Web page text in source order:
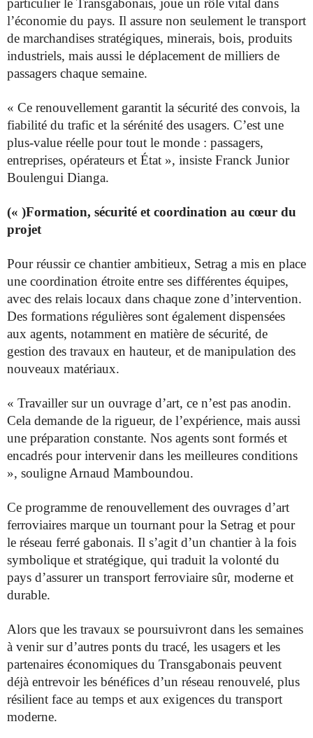
l’économie du pays. Il assure non seulement le transport
de marchandises stratégiques, minerais, bois, produits
industriels, mais aussi le déplacement de milliers de
passagers chaque semaine.
« Ce renouvellement garantit la sécurité des convois, la
fiabilité du trafic et la sérénité des usagers. C’est une
plus-value réelle pour tout le monde : passagers,
entreprises, opérateurs et État », insiste Franck Junior
Boulengui Dianga.
(« )Formation, sécurité et coordination au cœur du
projet
Pour réussir ce chantier ambitieux, Setrag a mis en place
une coordination étroite entre ses différentes équipes,
avec des relais locaux dans chaque zone d’intervention.
Des formations régulières sont également dispensées
aux agents, notamment en matière de sécurité, de
gestion des travaux en hauteur, et de manipulation des
nouveaux matériaux.
« Travailler sur un ouvrage d’art, ce n’est pas anodin.
Cela demande de la rigueur, de l’expérience, mais aussi
une préparation constante. Nos agents sont formés et
encadrés pour intervenir dans les meilleures conditions
», souligne Arnaud Mamboundou.
Ce programme de renouvellement des ouvrages d’art
ferroviaires marque un tournant pour la Setrag et pour
le réseau ferré gabonais. Il s’agit d’un chantier à la fois
symbolique et stratégique, qui traduit la volonté du
pays d’assurer un transport ferroviaire sûr, moderne et
durable.
Alors que les travaux se poursuivront dans les semaines
à venir sur d’autres ponts du tracé, les usagers et les
partenaires économiques du Transgabonais peuvent
déjà entrevoir les bénéfices d’un réseau renouvelé, plus
résilient face au temps et aux exigences du transport
moderne.